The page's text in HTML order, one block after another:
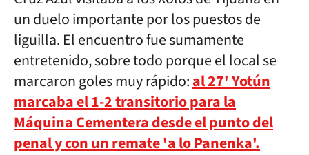
un duelo importante por los puestos de
liguilla. El encuentro fue sumamente
entretenido, sobre todo porque el local se
marcaron goles muy rápido:al 27' Yotún
marcaba el 1-2 transitorio para la
Máquina Cementera desde el punto del
penal y con un remate 'a lo Panenka'.